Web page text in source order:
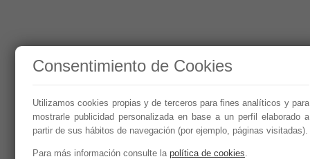
Consentimiento de Cookies
Utilizamos cookies propias y de terceros para fines analíticos y para
mostrarle publicidad personalizada en base a un perfil elaborado a
partir de sus hábitos de navegación (por ejemplo, páginas visitadas).
Para más información consulte la política de cookies.